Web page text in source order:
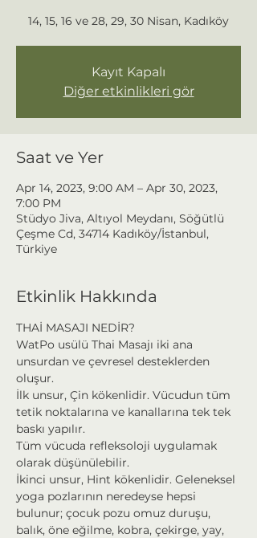
14, 15, 16 ve 28, 29, 30 Nisan, Kadıköy
Kayıt Kapalı
Diğer etkinlikleri gör
Saat ve Yer
Apr 14, 2023, 9:00 AM – Apr 30, 2023,
7:00 PM
Stüdyo Jiva, Altıyol Meydanı, Söğütlü
Çeşme Cd, 34714 Kadıköy/İstanbul,
Türkiye
Etkinlik Hakkında
THAİ MASAJI NEDİR?
WatPo usülü Thai Masajı iki ana
unsurdan ve çevresel desteklerden
oluşur.
İlk unsur, Çin kökenlidir. Vücudun tüm
tetik noktalarına ve kanallarına tek tek
baskı yapılır.
Tüm vücuda refleksoloji uygulamak
olarak düşünülebilir.
İkinci unsur, Hint kökenlidir. Geleneksel
yoga pozlarının neredeyse hepsi
bulunur; çocuk pozu omuz duruşu,
balık, öne eğilme, kobra, çekirge, yay,